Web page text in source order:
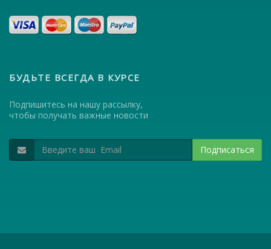
БУДЬТЕ ВСЕГДА В КУРСЕ
Подпишитесь на нашу рассылку,
чтобы получать важные новости
Подписаться